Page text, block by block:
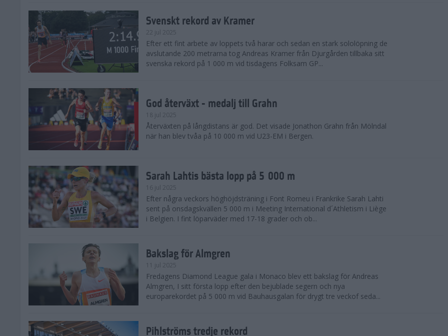
Svenskt rekord av Kramer
22 jul 2025
Efter ett fint arbete av loppets två harar och sedan en stark sololöpning de
avslutande 200 metrarna tog Andreas Kramer från Djurgården tillbaka sitt
svenska rekord på 1 000 m vid tisdagens Folksam GP...
God återväxt - medalj till Grahn
18 jul 2025
Återväxten på långdistans är god. Det visade Jonathon Grahn från Mölndal
när han blev tvåa på 10 000 m vid U23-EM i Bergen.
Sarah Lahtis bästa lopp på 5 000 m
16 jul 2025
Efter några veckors höghöjdsträning i Font Romeu i Frankrike Sarah Lahti
sent på onsdagskvällen 5 000 m i Meeting International d´Athletism i Liège
i Belgien. I fint löparväder med 17-18 grader och ob...
Bakslag för Almgren
11 jul 2025
Fredagens Diamond League gala i Monaco blev ett bakslag för Andreas
Almgren, I sitt första lopp efter den bejublade segern och nya
europarekordet på 5 000 m vid Bauhausgalan för drygt tre veckof seda...
Pihlströms tredje rekord